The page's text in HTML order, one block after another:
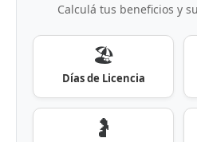
Calculá tus beneficios y
🏖️
Días de Licencia
🤰